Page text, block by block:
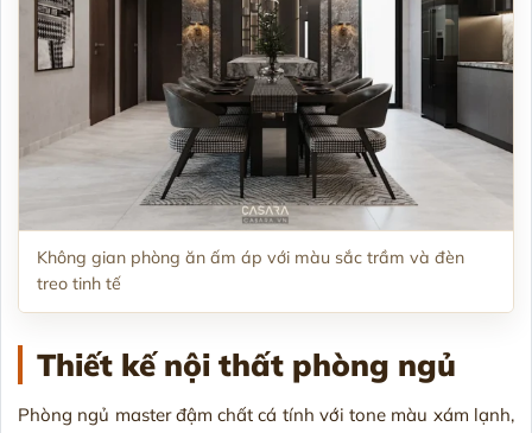
Không gian phòng ăn ấm áp với màu sắc trầm và đèn
treo tinh tế
Thiết kế nội thất phòng ngủ
Phòng ngủ master đậm chất cá tính với tone màu xám lạnh,